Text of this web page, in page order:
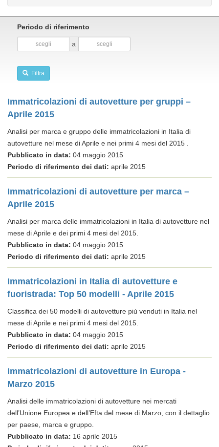
Periodo di riferimento
a
Filtra
Immatricolazioni di autovetture per gruppi –
Aprile 2015
Analisi per marca e gruppo delle immatricolazioni in Italia di
autovetture nel mese di Aprile e nei primi 4 mesi del 2015 .
Pubblicato in data: 04 maggio 2015
Periodo di riferimento dei dati: aprile 2015
Immatricolazioni di autovetture per marca –
Aprile 2015
Analisi per marca delle immatricolazioni in Italia di autovetture nel
mese di Aprile e dei primi 4 mesi del 2015.
Pubblicato in data: 04 maggio 2015
Periodo di riferimento dei dati: aprile 2015
Immatricolazioni in Italia di autovetture e
fuoristrada: Top 50 modelli - Aprile 2015
Classifica dei 50 modelli di autovetture più venduti in Italia nel
mese di Aprile e nei primi 4 mesi del 2015.
Pubblicato in data: 04 maggio 2015
Periodo di riferimento dei dati: aprile 2015
Immatricolazioni di autovetture in Europa -
Marzo 2015
Analisi delle immatricolazioni di autovetture nei mercati
dell’Unione Europea e dell’Efta del mese di Marzo, con il dettaglio
per paese, marca e gruppo.
Pubblicato in data: 16 aprile 2015